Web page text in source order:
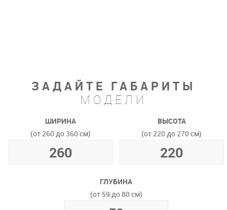
ЗАДАЙТЕ ГАБАРИТЫ
МОДЕЛИ
ШИРИНА
(от 260 до 360 см)
ВЫСОТА
(от 220 до 270 см)
ГЛУБИНА
(от 59 до 80 см)